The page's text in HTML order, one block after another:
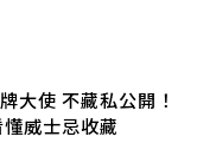
大使 不藏私公開！
威士忌收藏